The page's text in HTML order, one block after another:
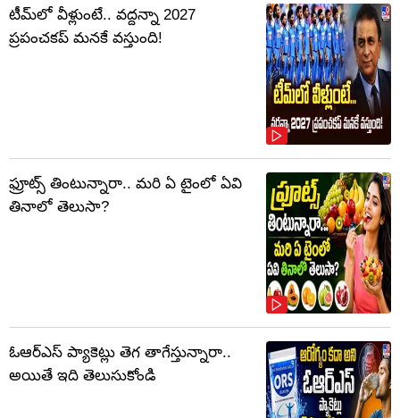
టీమ్‌లో వీళ్లుంటే.. వద్దన్నా 2027
ప్రపంచకప్‌ మనకే వస్తుంది!
ఫ్రూట్స్‌ తింటున్నారా.. మరి ఏ టైంలో ఏవి
తినాలో తెలుసా?
ఓఆర్‌ఎస్‌ ప్యాకెట్లు తెగ తాగేస్తున్నారా..
అయితే ఇది తెలుసుకోండి